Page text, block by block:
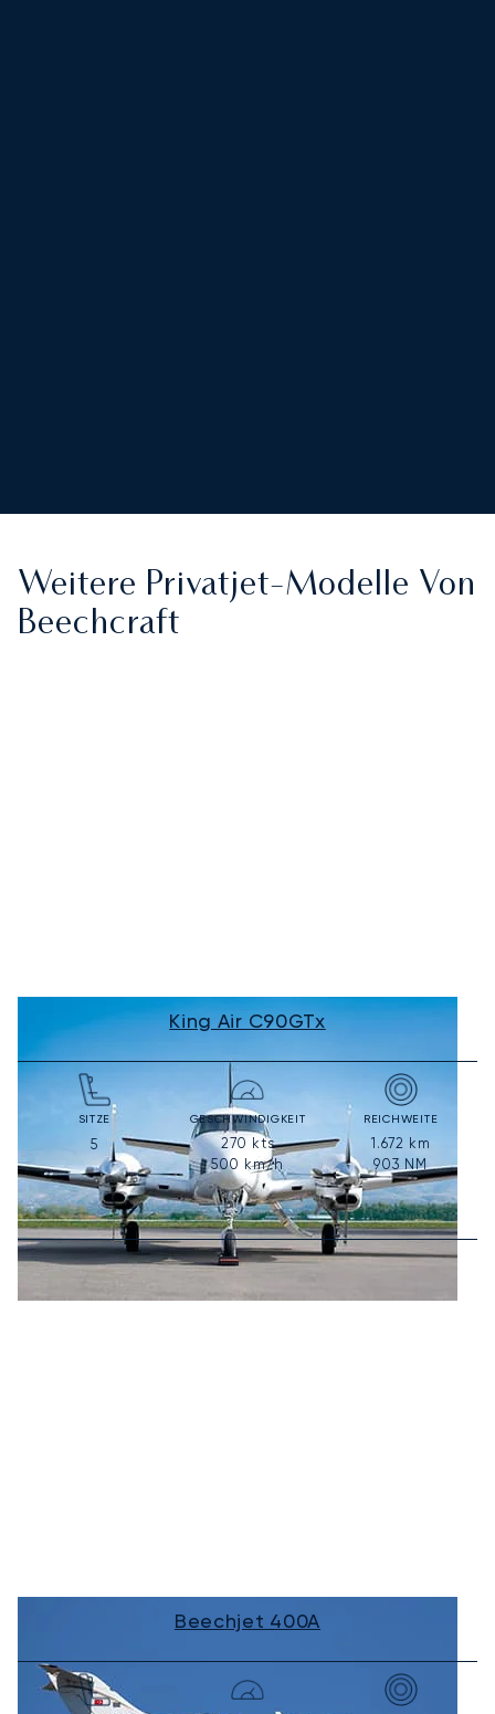
Weitere Privatjet-Modelle Von
Beechcraft
King Air C90GTx
SITZE
5
GESCHWINDIGKEIT
270 kts
500 km/h
REICHWEITE
1.672 km
903NM
Beechjet 400A